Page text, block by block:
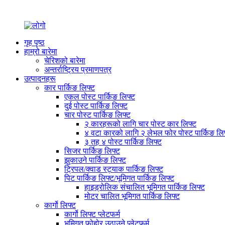
गृह पृष्ठ
हाम्रो बारेमा
चेरिशको बारेमा
अन्तर्राष्ट्रिय प्रमाणपत्र
उत्पादनहरू
कार पार्किङ लिफ्ट
एकल पोस्ट पार्किङ लिफ्ट
दुई पोस्ट पार्किङ लिफ्ट
चार पोस्ट पार्किङ लिफ्ट
२ कारहरूको लागि चार पोस्ट कार लिफ्ट
४ वटा कारको लागि २ लेभल फोर पोस्ट पार्किङ
३ तह ४ पोस्ट पार्किङ लिफ्ट
सिजर पार्किङ लिफ्ट
झुकाउने पार्किङ लिफ्ट
ट्रिपल/क्वाड स्ट्याक पार्किङ लिफ्ट
पिट पार्किङ लिफ्ट/भूमिगत पार्किङ लिफ्ट
हाइड्रोलिक संचालित भूमिगत पार्किङ लिफ्ट
मोटर चालित भूमिगत पार्किङ लिफ्ट
कार्गो लिफ्ट
कार्गो लिफ्ट प्लेटफर्म
भूमिगत फोहोर उठाउने प्लेटफर्म